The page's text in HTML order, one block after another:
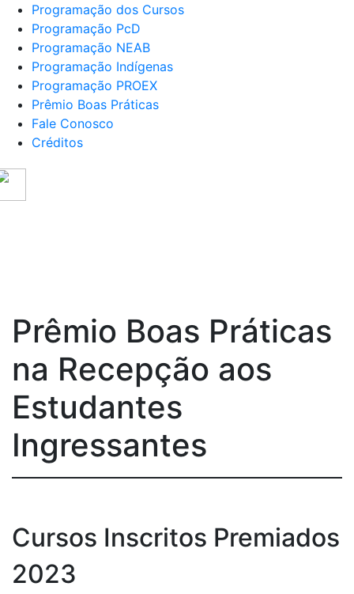
Programação dos Cursos
Programação PcD
Programação NEAB
Programação Indígenas
Programação PROEX
Prêmio Boas Práticas
Fale Conosco
Créditos
Prêmio Boas Práticas
na Recepção aos
Estudantes
Ingressantes
Cursos Inscritos Premiados
2023